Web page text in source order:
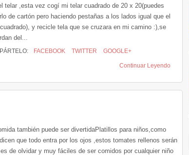
telar ,esta vez cogí mi telar cuadrado de 20 x 20(puedes
de cartón pero haciendo pestañas a los lados igual que el
y recicle tela que se cruzara en mi camino :),se
del...
FACEBOOK TWITTER GOOGLE+
Continuar Leyendo
también puede ser divertidaPlatillos para niños,como
que todo entra por los ojos ,estos tomates rellenos serán
de olvidar y muy fáciles de ser comidos por cualquier niño